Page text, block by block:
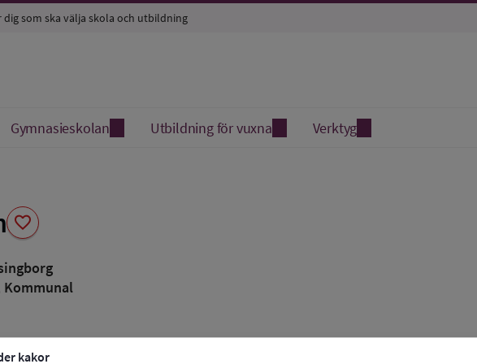
kakor
som ska välja skola och utbildning
Gymnasieskolan Utbildning för vuxna Verktyg
favorite
Kommunal